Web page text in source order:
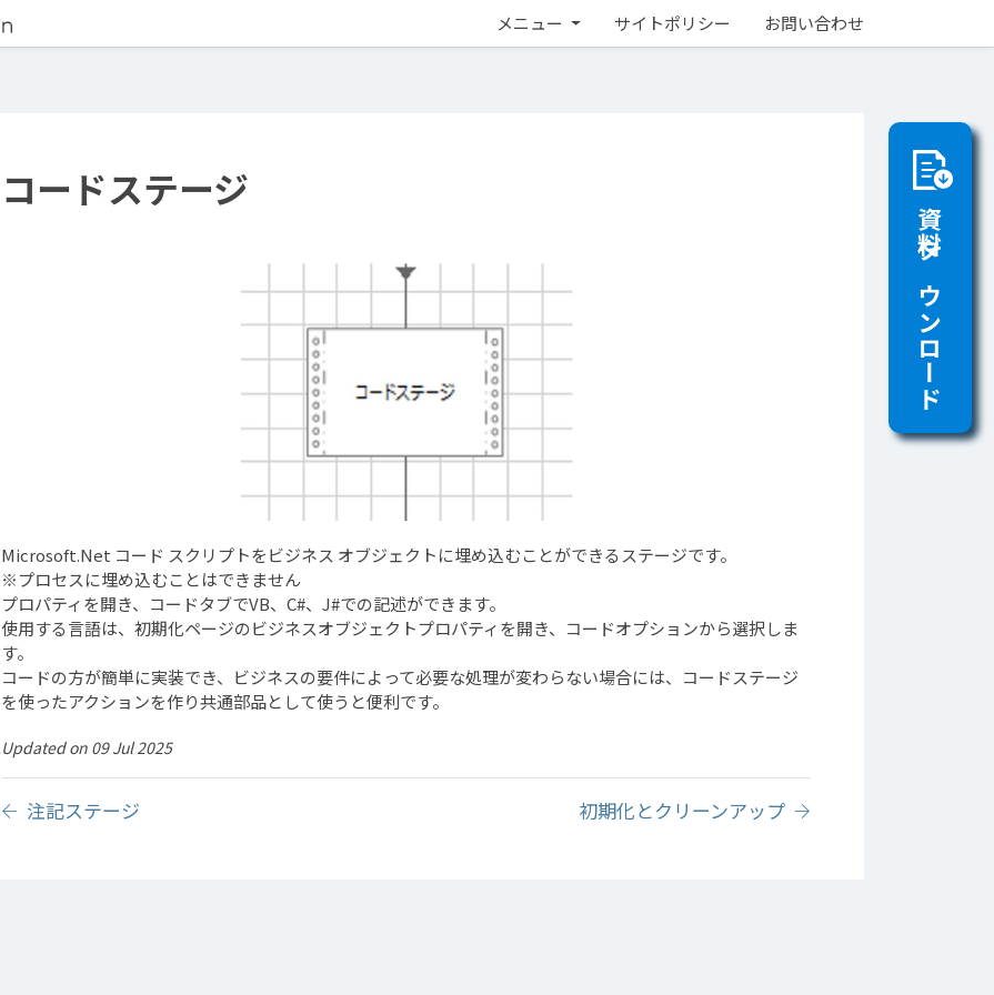
メニュー サイトポリシー お問い合わせ
コードステージ
Microsoft.Net コード スクリプトをビジネス オブジェクトに埋め込むことができるステージです。
※プロセスに埋め込むことはできません
プロパティを開き、コードタブでVB、C#、J#での記述ができます。
使用する言語は、初期化ページのビジネスオブジェクトプロパティを開き、コードオプションから選択しま
す。
コードの方が簡単に実装でき、ビジネスの要件によって必要な処理が変わらない場合には、コードステージ
を使ったアクションを作り共通部品として使うと便利です。
Updated on 09 Jul 2025
注記ステージ 初期化とクリーンアップ
資料ダウンロード